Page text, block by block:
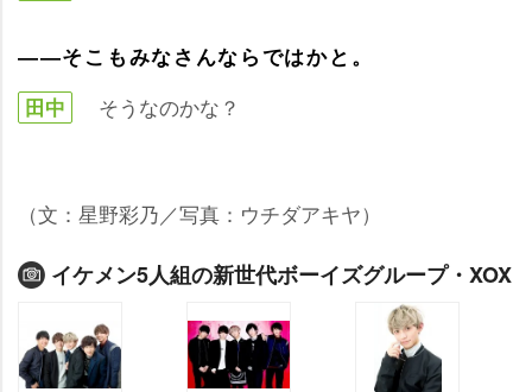
――そこもみなさんならではかと。
田中
そうなのかな？
（文：星野彩乃／写真：ウチダアキヤ）
イケメン5人組の新世代ボーイズグループ・XOX